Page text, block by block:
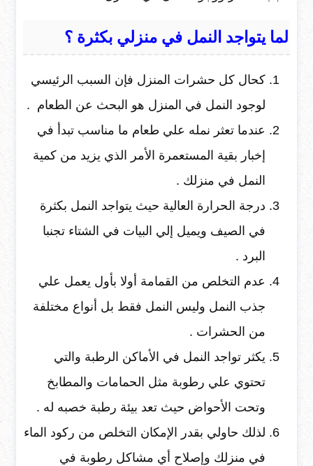
لما يتواجد النمل في منزلي بكثرة ؟
كحال كل حشرات المنزل فإن السبب الرئيسي
لوجود النمل في المنزل هو البحث عن الطعام .
عندما تعثر نمله علي طعام ما مناسب تبدأ في
إخبار بقية المستعمرة الأمر الذي يزيد من كمية
النمل في منزلك .
درجة الحرارة العالية حيث يتواجد النمل بكثرة
في الصيف ويميل إلي البيات في الشتاء تجنبا
البرد .
عدم التخلص من القمامة أولا بأول يعمل علي
جذب النمل وليس النمل فقط بل أنواع مختلفة
من الحشرات .
يكثر تواجد النمل في الأماكن الرطبة والتي
تحتوي علي رطوبة مثل الحمامات والمطابخ
وتحت الأحواض حيث تعد بيئة رطبة خصبه له .
لذلك حاولي بقدر الإمكان التخلص من ركود الماء
في منزلك وإصلاح أي مشاكل رطوبة في